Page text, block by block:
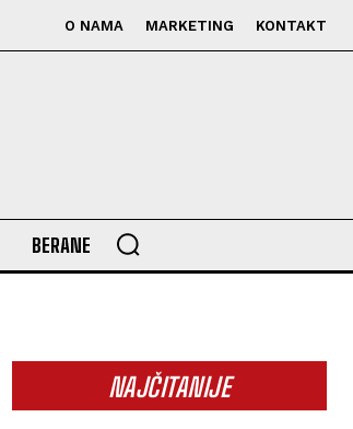
O NAMA MARKETING KONTAKT
BERANE
NAJČITANIJE